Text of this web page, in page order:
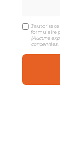
J'autorise
formulaire
(Aucune